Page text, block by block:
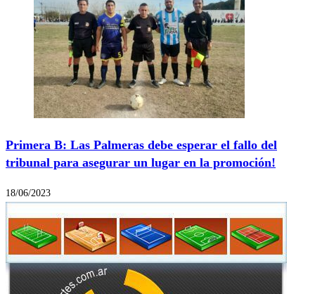
Primera B: Las Palmeras debe esperar el fallo del
tribunal para asegurar un lugar en la promoción!
18/06/2023